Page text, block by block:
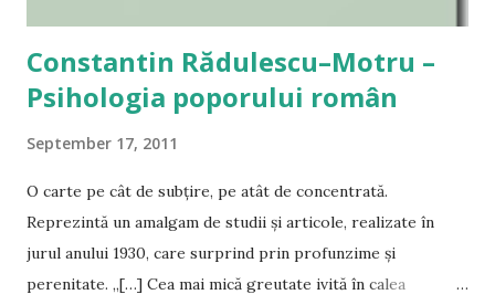
Constantin Rădulescu–Motru –
Psihologia poporului român
September 17, 2011
O carte pe cât de subțire, pe atât de concentrată.
Reprezintă un amalgam de studii și articole, realizate în
jurul anului 1930, care surprind prin profunzime și
perenitate. „[…] Cea mai mică greutate ivită în calea